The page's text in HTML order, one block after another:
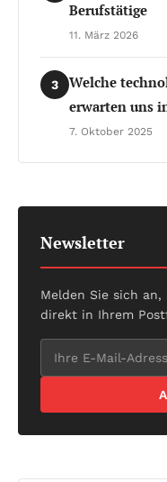
Berufstätige
11. März 2026
3
Welche
erwarten uns
7. Oktober 2025
Newsletter
Melden Sie sich
direkt in Ihrem